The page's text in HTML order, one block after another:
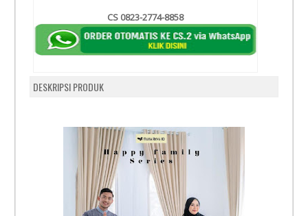
CS 0823-2774-8858
DESKRIPSI PRODUK